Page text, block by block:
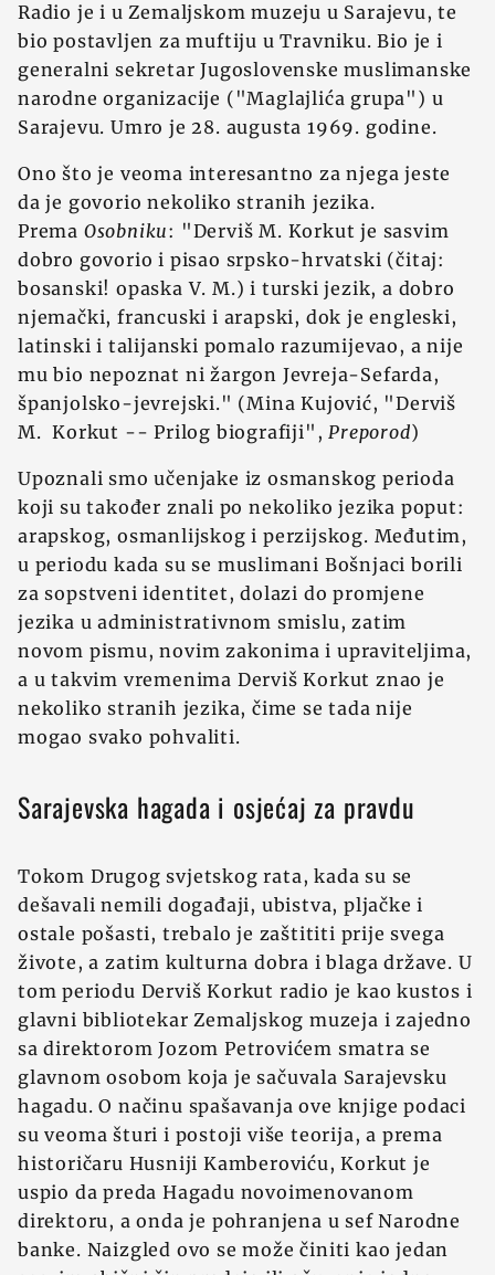
Radio je i u Zemaljskom muzeju u Sarajevu, te
bio postavljen za muftiju u Travniku. Bio je i
generalni sekretar Jugoslovenske muslimanske
narodne organizacije ("Maglajlića grupa") u
Sarajevu. Umro je 28. augusta 1969. godine.
Ono što je veoma interesantno za njega jeste
da je govorio nekoliko stranih jezika.
Prema Osobniku: "Derviš M. Korkut je sasvim
dobro govorio i pisao srpsko-hrvatski (čitaj:
bosanski! opaska V. M.) i turski jezik, a dobro
njemački, francuski i arapski, dok je engleski,
latinski i talijanski pomalo razumijevao, a nije
mu bio nepoznat ni žargon Jevreja-Sefarda,
španjolsko-jevrejski." (Mina Kujović, "Derviš
M. Korkut -- Prilog biografiji",Preporod)
Upoznali smo učenjake iz osmanskog perioda
koji su također znali po nekoliko jezika poput:
arapskog, osmanlijskog i perzijskog. Međutim,
u periodu kada su se muslimani Bošnjaci borili
za sopstveni identitet, dolazi do promjene
jezika u administrativnom smislu, zatim
novom pismu, novim zakonima i upraviteljima,
a u takvim vremenima Derviš Korkut znao je
nekoliko stranih jezika, čime se tada nije
mogao svako pohvaliti.
Sarajevska hagada i osjećaj za pravdu
Tokom Drugog svjetskog rata, kada su se
dešavali nemili događaji, ubistva, pljačke i
ostale pošasti, trebalo je zaštititi prije svega
živote, a zatim kulturna dobra i blaga države. U
tom periodu Derviš Korkut radio je kao kustos i
glavni bibliotekar Zemaljskog muzeja i zajedno
sa direktorom Jozom Petrovićem smatra se
glavnom osobom koja je sačuvala Sarajevsku
hagadu. O načinu spašavanja ove knjige podaci
su veoma šturi i postoji više teorija, a prema
historičaru Husniji Kamberoviću, Korkut je
uspio da preda Hagadu novoimenovanom
direktoru, a onda je pohranjena u sef Narodne
banke. Naizgled ovo se može činiti kao jedan